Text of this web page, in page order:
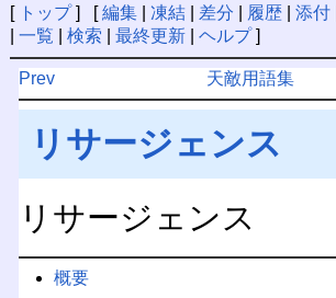
[ トップ] [編集| 凍結| 差分 履歴| 添付|
一覧 検索 最終更新| ヘルプ]
Prev 天敵用語集
リサージェンス
リサージェンス
概要